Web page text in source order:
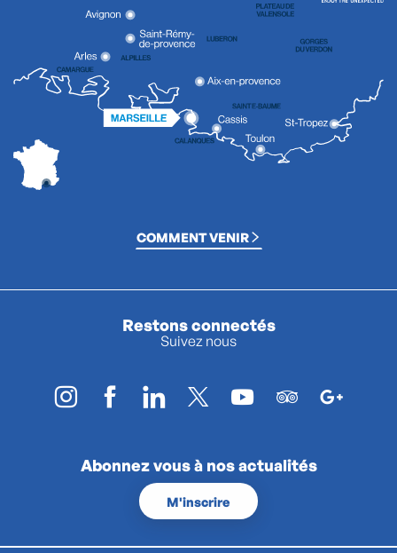
COMMENT VENIR
Restons connectés
Suivez nous
Abonnez vous à nos actualités
M'inscrire